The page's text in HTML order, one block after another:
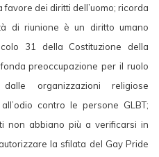
dei diritti dell’uomo; ricorda
di riunione è un diritto umano
31 della Costituzione della
preoccupazione per il ruolo
organizzazioni religiose
contro le persone GLBT;
non abbiano più a verificarsi in
la sfilata del Gay Pride